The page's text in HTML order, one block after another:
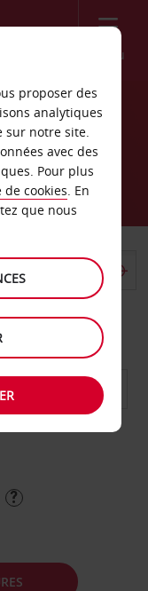
Menu
Lake
RETOUR
proposer des
analytiques
sur notre site.
avec des
Pour plus
cookies. En
que nous